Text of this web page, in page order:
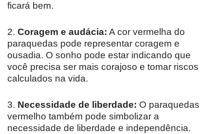
ficará bem.
2. Coragem e audácia: A cor vermelha do
paraquedas pode representar coragem e
ousadia. O sonho pode estar indicando que
você precisa ser mais corajoso e tomar riscos
calculados na vida.
3. Necessidade de liberdade: O paraquedas
vermelho também pode simbolizar a
necessidade de liberdade e independência.